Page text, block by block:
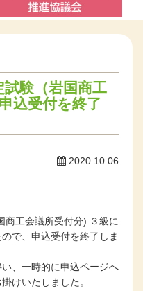
験（岩国商工
込受付を終了
2020.10.06
商工会議所受付分) ３級に
で、申込受付を終了しま
、一時的に申込ページへ
けいたしました。